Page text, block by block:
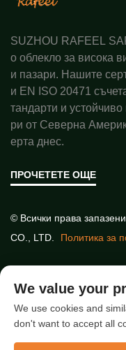
SUZHOU RAFEEL
о облекло за висока
и пазари. Нашите
и EN ISO 20471
тандарти и
ри от Северна
ерта днес.
ПРОЧЕТЕТЕ ОЩЕ
© Всички права
CO., LTD.
Политика за
Най-нови статии
We value your
We use cookies and
don't want to accept all